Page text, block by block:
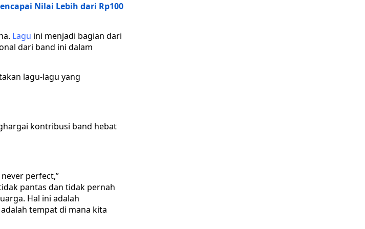
Nilai Lebih dari Rp100
Lagu ini menjadi bagian dari
dari band ini dalam
lagu-lagu yang
kontribusi band hebat
perfect,”
pantas dan tidak pernah
Hal ini adalah
tempat di mana kita